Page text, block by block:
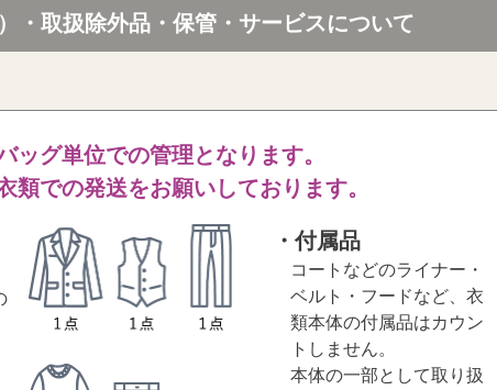
・取扱除外品・保管・サービスについて
ッグ単位での管理となります。
類での発送をお願いしております。
・付属品
コートなどのライナー・
ベルト・フードなど、衣
類本体の付属品はカウン
トしません。
本体の一部として取り扱